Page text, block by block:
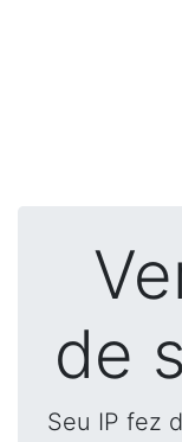
de
Seu IP fez